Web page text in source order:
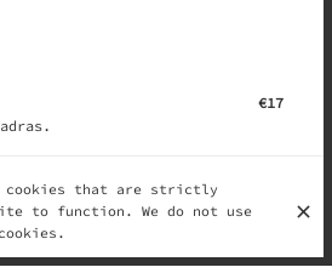
€17
cookies that are strictly
to function. We do not use